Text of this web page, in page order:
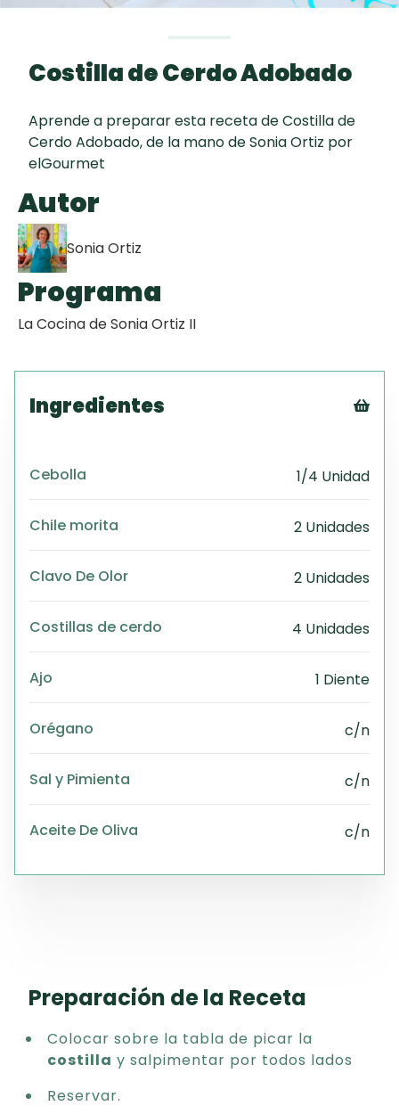
Chispas de
Chocolate
Key Lime Pie
Costilla de Cerdo Adobado
Aprende a preparar esta receta de Costilla de
Cerdo Adobado, de la mano de Sonia Ortiz por
elGourmet
Autor
Sonia Ortiz
Programa
La Cocina de Sonia Ortiz II
Ingredientes
Cebolla 1/4 Unidad
Chile morita 2 Unidades
Clavo De Olor 2 Unidades
Costillas de cerdo 4 Unidades
Ajo 1 Diente
Orégano c/n
Sal y Pimienta c/n
Aceite De Oliva c/n
Preparación de la Receta
Colocar sobre la tabla de picar la
costilla y salpimentar por todos lados
Reservar.